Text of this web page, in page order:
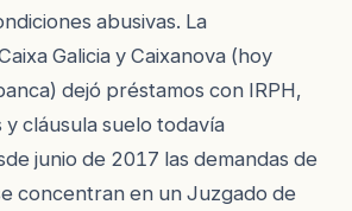
abusivas. La
Galicia y Caixanova (hoy
dejó préstamos con IRPH,
cláusula suelo todavía
junio de 2017 las demandas de
concentran en un Juzgado de